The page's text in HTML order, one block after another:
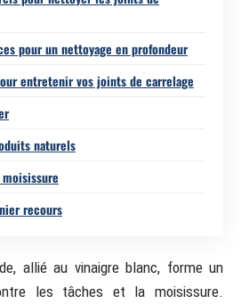
pour un nettoyage en profondeur
entretenir vos joints de carrelage
naturels
recours
allié au vinaigre blanc, forme un
les tâches et la moisissure.